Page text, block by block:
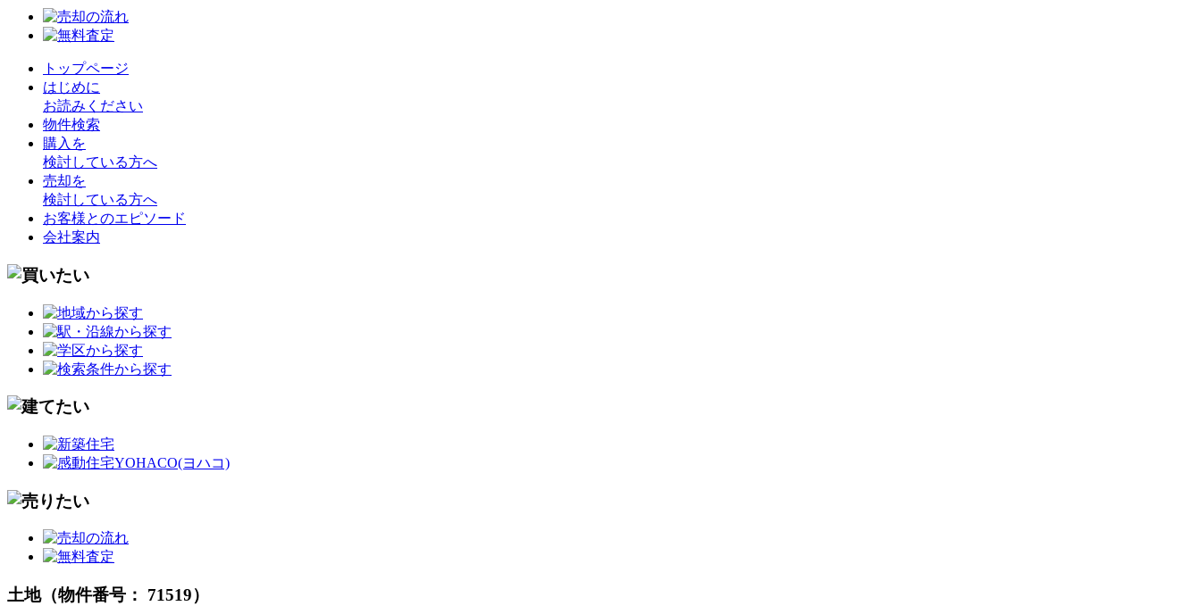
トップページ
はじめに
お読みください
物件検索
購入を
検討している方へ
売却を
検討している方へ
お客様とのエピソード
会社案内
土地（物件番号： 71519）